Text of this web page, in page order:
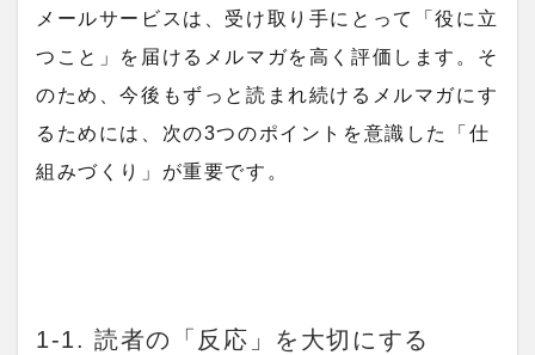
メールサービスは、受け取り手にとって「役に立
つこと」を届けるメルマガを高く評価します。そ
のため、今後もずっと読まれ続けるメルマガにす
るためには、次の3つのポイントを意識した「仕
組みづくり」が重要です。
1-1. 読者の「反応」を大切にする